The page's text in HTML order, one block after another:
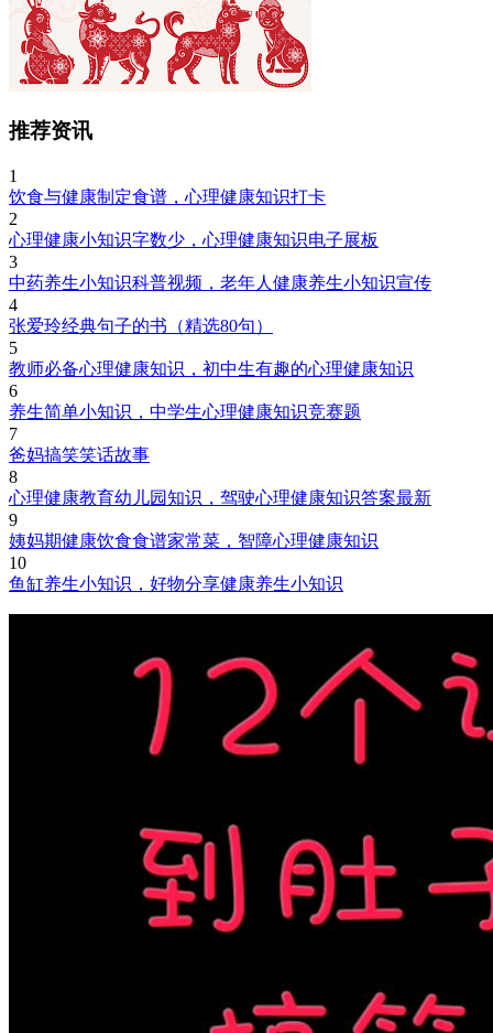
推荐资讯
1
饮食与健康制定食谱，心理健康知识打卡
2
心理健康小知识字数少，心理健康知识电子展板
3
中药养生小知识科普视频，老年人健康养生小知识宣传
4
张爱玲经典句子的书（精选80句）
5
教师必备心理健康知识，初中生有趣的心理健康知识
6
养生简单小知识，中学生心理健康知识竞赛题
7
爸妈搞笑笑话故事
8
心理健康教育幼儿园知识，驾驶心理健康知识答案最新
9
姨妈期健康饮食食谱家常菜，智障心理健康知识
10
鱼缸养生小知识，好物分享健康养生小知识